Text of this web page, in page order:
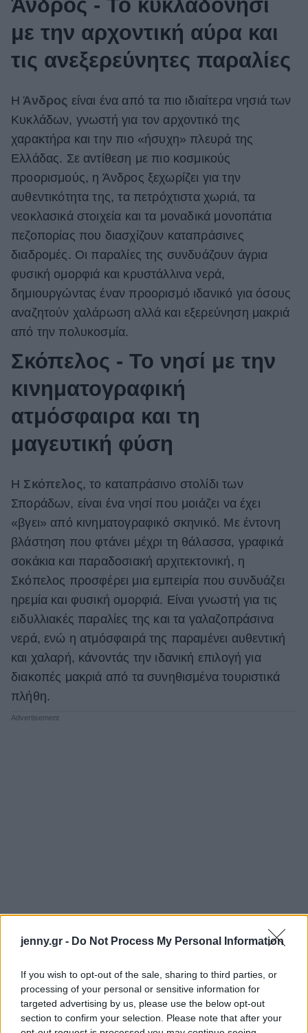
jenny.gr - Do Not Process My Personal Information
If you wish to opt-out of the sale, sharing to third parties, or
processing of your personal or sensitive information for
targeted advertising by us, please use the below opt-out
section to confirm your selection. Please note that after your
Άνδρος - Το κυκλαδονήσι
με την αρχοντική αύρα και
τις ανεξερεύνητες παραλίες
Η Άνδρος είναι ένα από τα πιο ιδιαίτερα νησιά των
Κυκλάδων, γνωστή για τον αρχοντικό της
χαρακτήρα και την πιο «ήσυχη» πλευρά της
Ελλάδας. Σε αντίθεση με πιο κοσμικούς
προορισμούς, η Άνδρος ξεχωρίζει για την
αυθεντικότητα της, τα πετρόχτιστα χωριά, τα
νεοκλασικά στοιχεία και τα μοναδικά μονοπάτια
πεζοπορίας που διασχίζουν καταπράσινες
διαδρομές. Οι παραλίες της συνδυάζουν άγρια
φυσική ομορφιά και κρυστάλλινα νερά,
δημιουργώντας έναν προορισμό ιδανικό για όσους
αναζητούν χαλάρωση αλλά και εξερεύνηση μακριά
από την πολυκοσμία.
Σκόπελος - Το νησί με την
κινηματογραφική
ατμόσφαιρα και τη
μαγευτική φύση
Η Σκόπελος, το καταπράσινο στολίδι των
Σποράδων, είναι ένα νησί που μοιάζει να έχει
«βγει» από κινηματογραφικό σκηνικό. Με έντονη
βλάστηση που φτάνει μέχρι τη θάλασσα, γραφικά
σοκάκια και παραδοσιακή αρχιτεκτονική, η
Σκόπελος προσφέρει μια εμπειρία που συνδυάζει
ηρεμία και φυσική ομορφιά. Είναι γνωστή για τις
ειδυλλιακές παραλίες της και τα γαλαζοπράσινα
νερά, ενώ η ατμόσφαιρά της παραμένει αυθεντική
και χαλαρή, κάνοντάς την ιδανική επιλογή για
διακοπές μακριά από τα συνηθισμένα τουριστικά
πλήθη.